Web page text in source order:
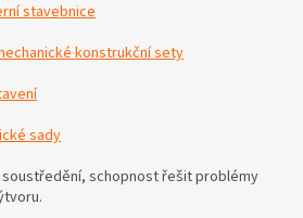
stavebnice
konstrukční sety
sady
schopnost řešit problémy